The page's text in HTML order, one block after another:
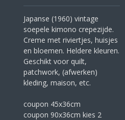
Japanse (1960) vintage
soepele kimono crepezijde.
Creme met riviertjes, huisjes
en bloemen. Heldere kleuren.
Geschikt voor quilt,
patchwork, (afwerken)
kleding, maison, etc.
coupon 45x36cm
coupon 90x36cm kies 2